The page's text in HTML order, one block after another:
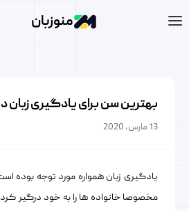
منوزبان
بهترین سن برای یادگیری زبان
13 مارس, 2020
یادگیری زبان همواره مورد توجه بوده
مخصوصا خانواده ها را به خود درگیر